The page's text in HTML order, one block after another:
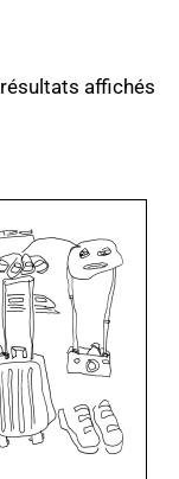
affichés